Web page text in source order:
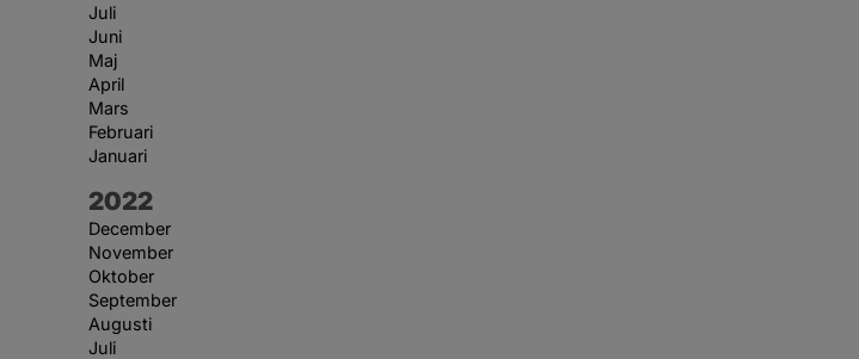
Juli
Juni
Maj
April
Mars
Februari
Januari
År:
2022
December
November
Oktober
September
Augusti
Juli